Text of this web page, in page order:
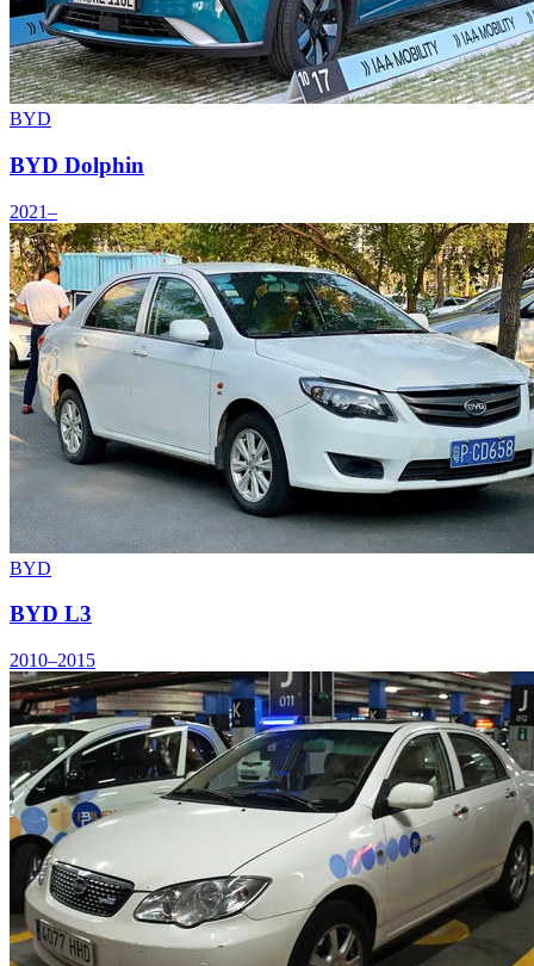
BYD
BYD Dolphin
2021–
BYD
BYD L3
2010–2015